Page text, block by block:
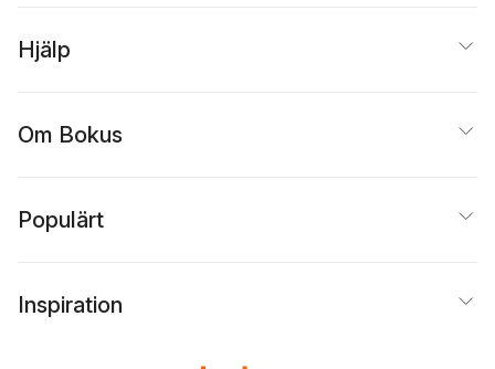
Hjälp
Om Bokus
Populärt
Inspiration